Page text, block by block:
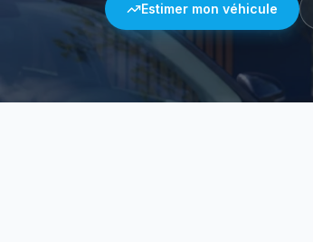
Estimer mon véhicule